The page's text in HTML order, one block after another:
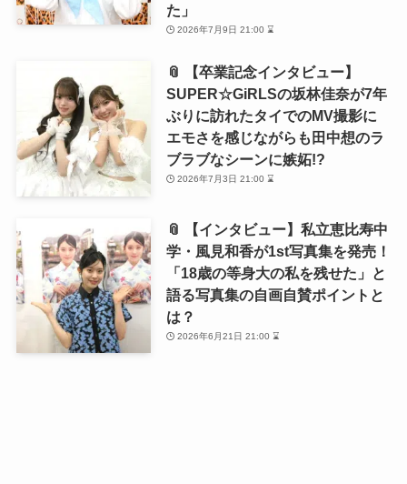
た」
2026年7月9日 21:00 ⌛
📎 【卒業記念インタビュー】
SUPER☆GiRLSの坂林佳奈が7年
ぶりに訪れたタイでのMV撮影に
エモさを感じながらも田中想のラ
ブラブなシーンに嫉妬!?
2026年7月3日 21:00 ⌛
📎 【インタビュー】私立恵比寿中
学・風見和香が1st写真集を発売！
「18歳の等身大の私を残せた」と
語る写真集の自画自賛ポイントと
は？
2026年6月21日 21:00 ⌛